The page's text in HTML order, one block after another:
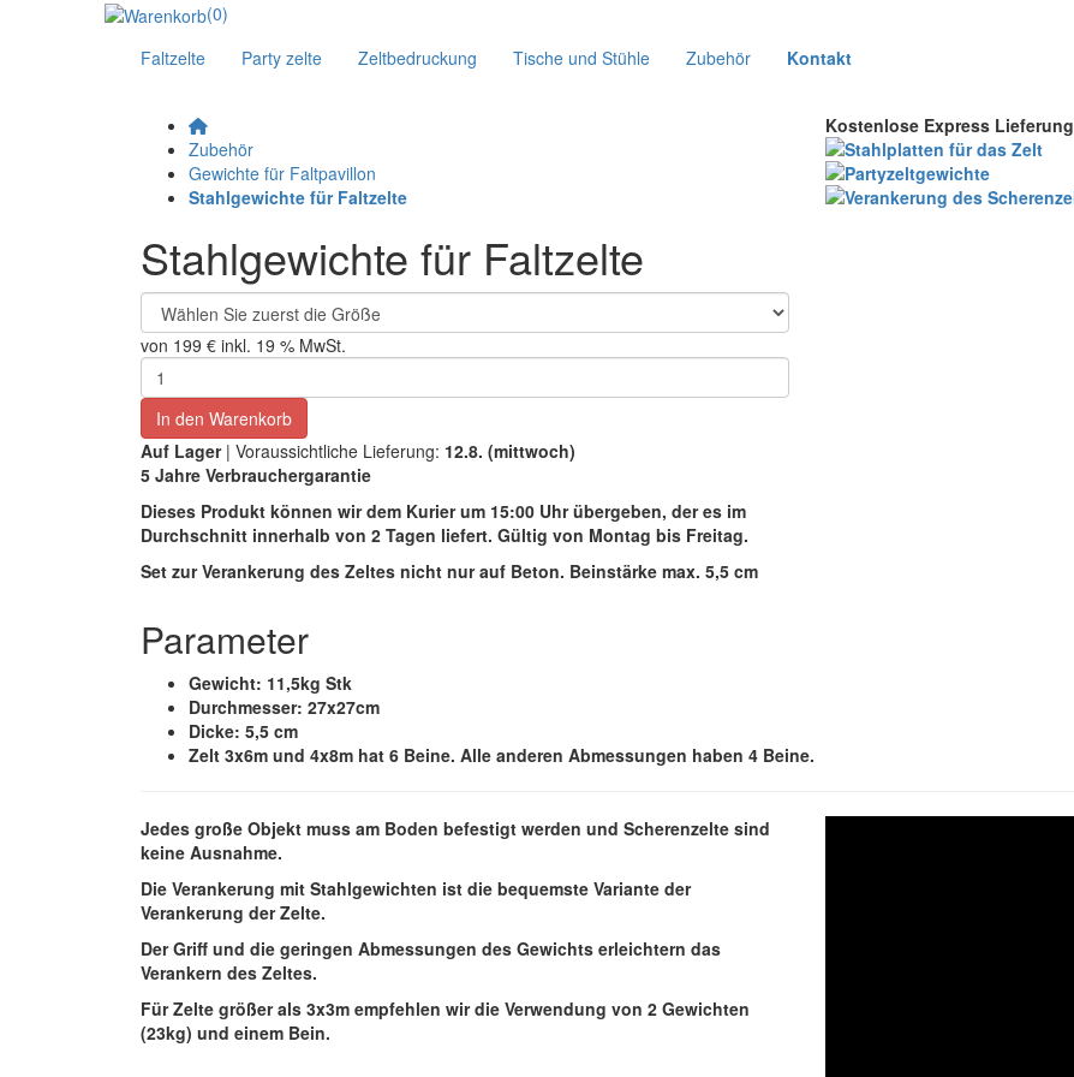
(0)
Faltzelte
Party zelte Zeltbedruckung Tische und Stühle Zubehör Kontakt
Zubehör
Gewichte für Faltpavillon
Stahlgewichte für Faltzelte
Stahlgewichte für Faltzelte
von 199 € inkl. 19 % MwSt.
In den Warenkorb
Auf Lager | Voraussichtliche Lieferung: 12.8. (mittwoch)
5 Jahre Verbrauchergarantie
Dieses Produkt können wirdem Kurier um 15:00 Uhr übergeben, der es im
Durchschnitt innerhalb von 2 Tagen liefert. Gültig von Montag bis Freitag.
Set zur Verankerung des Zeltes nicht nur auf Beton. Beinstärke max. 5,5 cm
Kostenlose Express Lieferung
Parameter
Gewicht: 11,5kg Stk
Durchmesser: 27x27cm
Dicke: 5,5 cm
Zelt 3x6m und 4x8m hat 6 Beine. Alle anderen Abmessungen haben 4 Beine.
Jedes große Objekt muss am Boden befestigt werden und Scherenzelte sind
keine Ausnahme.
Die Verankerung mit Stahlgewichten ist die bequemste Variante der
Verankerung der Zelte.
Der Griff und die geringen Abmessungen des Gewichts erleichtern das
Verankern des Zeltes.
Für Zelte größer als 3x3m empfehlen wir die Verwendung von 2 Gewichten
(23kg) und einem Bein.